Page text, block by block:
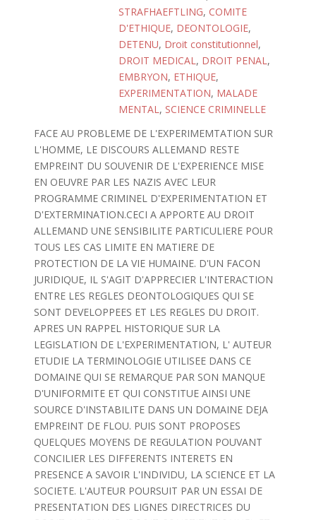
STRAFHAEFTLING, COMITE
D'ETHIQUE, DEONTOLOGIE,
DETENU, Droit constitutionnel,
DROIT MEDICAL, DROIT PENAL,
EMBRYON, ETHIQUE,
EXPERIMENTATION, MALADE
MENTAL, SCIENCE CRIMINELLE
FACE AU PROBLEME DE L'EXPERIMEMTATION SUR
L'HOMME, LE DISCOURS ALLEMAND RESTE
EMPREINT DU SOUVENIR DE L'EXPERIENCE MISE
EN OEUVRE PAR LES NAZIS AVEC LEUR
PROGRAMME CRIMINEL D'EXPERIMENTATION ET
D'EXTERMINATION.CECI A APPORTE AU DROIT
ALLEMAND UNE SENSIBILITE PARTICULIERE POUR
TOUS LES CAS LIMITE EN MATIERE DE
PROTECTION DE LA VIE HUMAINE. D'UN FACON
JURIDIQUE, IL S'AGIT D'APPRECIER L'INTERACTION
ENTRE LES REGLES DEONTOLOGIQUES QUI SE
SONT DEVELOPPEES ET LES REGLES DU DROIT.
APRES UN RAPPEL HISTORIQUE SUR LA
LEGISLATION DE L'EXPERIMENTATION, L' AUTEUR
ETUDIE LA TERMINOLOGIE UTILISEE DANS CE
DOMAINE QUI SE REMARQUE PAR SON MANQUE
D'UNIFORMITE ET QUI CONSTITUE AINSI UNE
SOURCE D'INSTABILITE DANS UN DOMAINE DEJA
EMPREINT DE FLOU. PUIS SONT PROPOSES
QUELQUES MOYENS DE REGULATION POUVANT
CONCILIER LES DIFFERENTS INTERETS EN
PRESENCE A SAVOIR L'INDIVIDU, LA SCIENCE ET LA
SOCIETE. L'AUTEUR POURSUIT PAR UN ESSAI DE
PRESENTATION DES LIGNES DIRECTRICES DU